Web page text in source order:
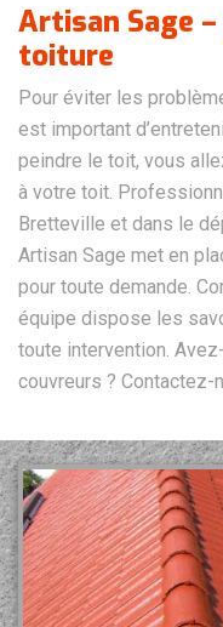
Artisan Sage
toiture
Pour éviter les
est important
peindre le toit, vous
à votre toit.
Bretteville et dans le
Artisan Sage met en
pour toute demande.
équipe dispose les
toute intervention.
couvreurs ? Contactez-